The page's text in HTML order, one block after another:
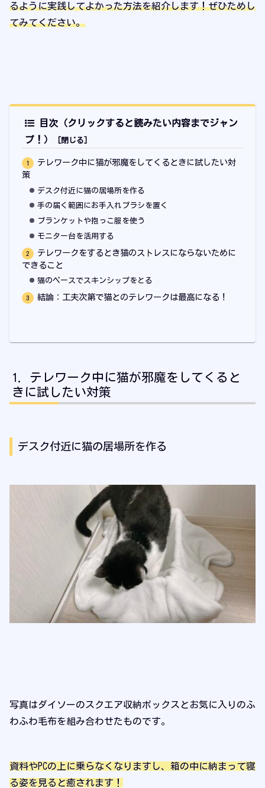
るように実践してよかった方法を紹介します！ぜひためし
てみてください。
目次（クリックすると読みたい内容までジャン
プ！）
テレワーク中に猫が邪魔をしてくるときに試したい対
策
デスク付近に猫の居場所を作る
手の届く範囲にお手入れブラシを置く
ブランケットや抱っこ服を使う
モニター台を活用する
テレワークをするとき猫のストレスにならないために
できること
猫のペースでスキンシップをとる
結論：工夫次第で猫とのテレワークは最高になる！
テレワーク中に猫が邪魔をしてくると
きに試したい対策
デスク付近に猫の居場所を作る
写真はダイソーのスクエア収納ボックスとお気に入りのふ
わふわ毛布を組み合わせたものです。
資料やPCの上に乗らなくなりますし、箱の中に納まって寝
る姿を見ると癒されます！